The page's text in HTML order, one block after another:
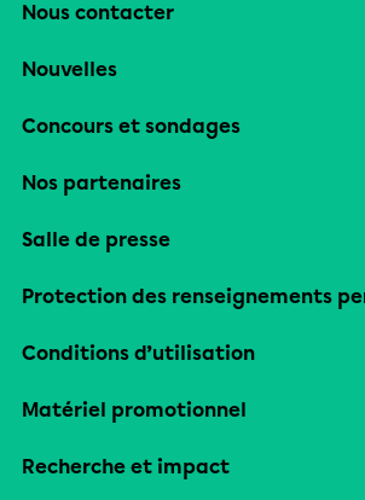
Nous contacter
Nouvelles
Concours et sondages
Nos partenaires
Salle de presse
Protection des renseignements
Conditions d’utilisation
Matériel promotionnel
Recherche et impact